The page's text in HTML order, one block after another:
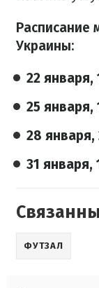
Расписание
Украины:
22 января,
25 января,
28 января,
31 января,
ФУТЗАЛ